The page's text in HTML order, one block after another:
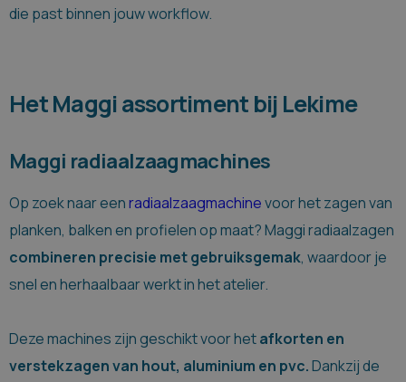
die past binnen jouw workflow.
Het Maggi assortiment bij Lekime
Maggi radiaalzaagmachines
Op zoek naar eenradiaalzaagmachinevoor het zagen van
planken, balken en profielen op maat? Maggi radiaalzagen
combineren precisie met gebruiksgemak, waardoor je
snel en herhaalbaar werkt in het atelier.
Deze machines zijn geschikt voor hetafkorten en
verstekzagen van hout, aluminium en pvc.Dankzij de